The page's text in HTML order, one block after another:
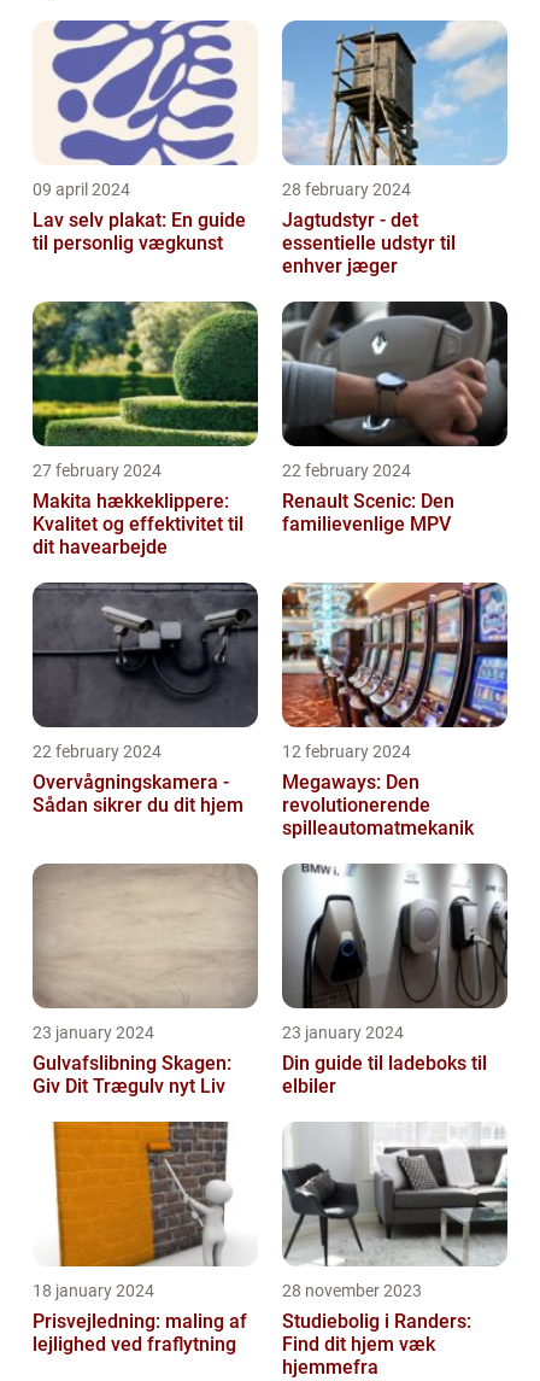
09 april 2024
Lav selv plakat: En guide
til personlig vægkunst
28 february 2024
Jagtudstyr - det
essentielle udstyr til
enhver jæger
27 february 2024
Makita hækkeklippere:
Kvalitet og effektivitet til
dit havearbejde
22 february 2024
Renault Scenic: Den
familievenlige MPV
22 february 2024
Overvågningskamera -
Sådan sikrer du dit hjem
12 february 2024
Megaways: Den
revolutionerende
spilleautomatmekanik
23 january 2024
Gulvafslibning Skagen:
Giv Dit Trægulv nyt Liv
23 january 2024
Din guide til ladeboks til
elbiler
18 january 2024
Prisvejledning: maling af
lejlighed ved fraflytning
28 november 2023
Studiebolig i Randers:
Find dit hjem væk
hjemmefra